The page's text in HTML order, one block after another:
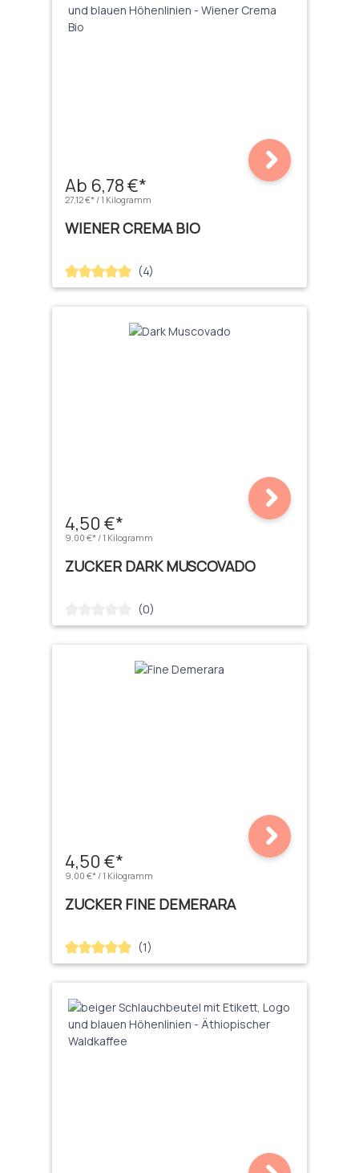
Ab 6,78 €*
27,12 €* / 1 Kilogramm
WIENER CREMA BIO
Durchschnittliche Bewertung von 5 von 5 Sternen
(4)
4,50 €*
9,00 €* / 1 Kilogramm
ZUCKER DARK MUSCOVADO
Durchschnittliche Bewertung von 0 von 5 Sternen
(0)
4,50 €*
9,00 €* / 1 Kilogramm
ZUCKER FINE DEMERARA
Durchschnittliche Bewertung von 5 von 5 Sternen
(1)